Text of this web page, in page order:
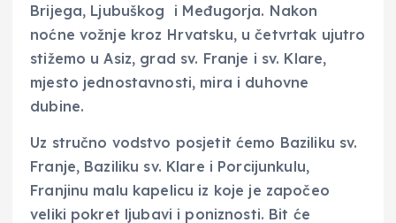
Brijega, Ljubuškog i Međugorja. Nakon
noćne vožnje kroz Hrvatsku, u četvrtak ujutro
stižemo u Asiz, grad sv. Franje i sv. Klare,
mjesto jednostavnosti, mira i duhovne
dubine.
Uz stručno vodstvo posjetit ćemo Baziliku sv.
Franje, Baziliku sv. Klare i Porcijunkulu,
Franjinu malu kapelicu iz koje je započeo
veliki pokret ljubavi i poniznosti. Bit će